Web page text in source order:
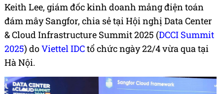
Keith Lee, giám đốc kinh doanh mảng điện toán
đám mây Sangfor, chia sẻ tại Hội nghị Data Center
& Cloud Infrastructure Summit 2025 (DCCI Summit
2025) doViettel IDCtổ chức ngày 22/4 vừa qua tại
Hà Nội.